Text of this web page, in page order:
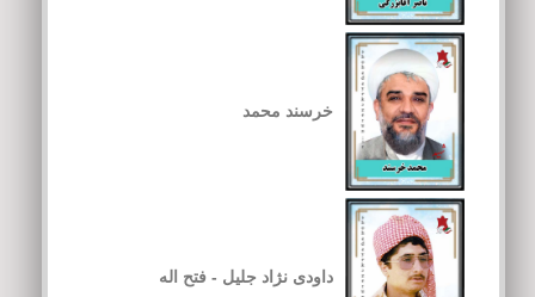
خرسند محمد
داودی نژاد جلیل - فتح اله